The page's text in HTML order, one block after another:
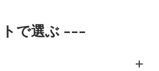
で選ぶ ---